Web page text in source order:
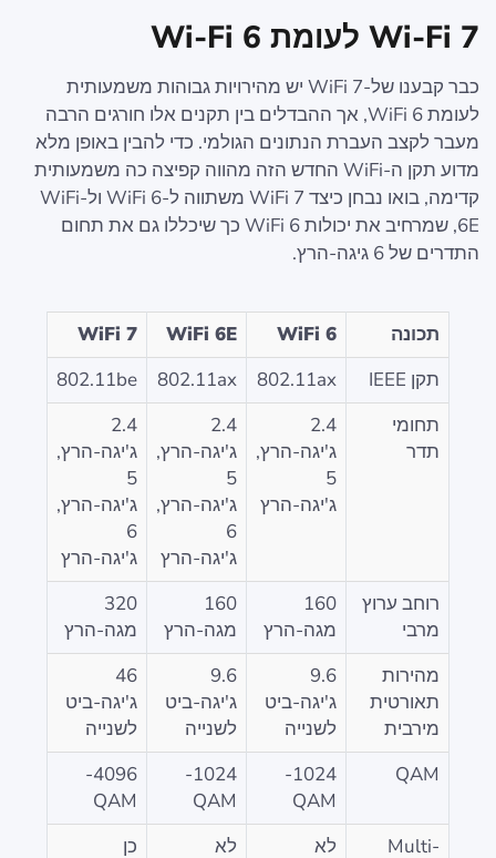
כבר קבענו של-WiFi 7 יש מהירויות גבוהות משמעותית
לעומת WiFi 6, אך ההבדלים בין תקנים אלו חורגים הרבה
מעבר לקצב העברת הנתונים הגולמי. כדי להבין באופן מלא
מדוע תקן ה-WiFi החדש הזה מהווה קפיצה כה משמעותית
קדימה, בואו נבחן כיצד WiFi 7 משתווה ל-WiFi 6 ול-WiFi
6E, שמרחיב את יכולות WiFi 6 כך שיכללו גם את תחום
התדרים של 6 גיגה-הרץ.
תכונה WiFi 6
WiFi 6E
WiFi 7
תקן IEEE
802.11ax
802.11ax
802.11be
תחומי
תדר
2.4
ג'יגה-הרץ,
5
ג'יגה-הרץ
2.4
ג'יגה-הרץ,
5
ג'יגה-הרץ,
6
ג'יגה-הרץ
2.4
ג'יגה-הרץ,
5
ג'יגה-הרץ,
6
ג'יגה-הרץ
רוחב ערוץ
מרבי
160
מגה-הרץ
160
מגה-הרץ
320
מגה-הרץ
מהירות
תאורטית
מירבית
9.6
ג'יגה-ביט
לשנייה
9.6
ג'יגה-ביט
לשנייה
46
ג'יגה-ביט
לשנייה
QAM
1024-
QAM
1024-
QAM
4096-
QAM
Multi-
לא לא כן